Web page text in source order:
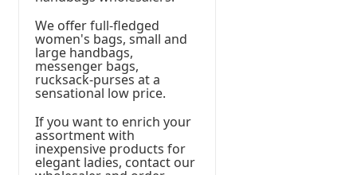
We offer full-fledged
women's bags, small and
large handbags,
messenger bags,
rucksack-purses at a
sensational low price.
If you want to enrich your
assortment with
inexpensive products for
elegant ladies, contact our